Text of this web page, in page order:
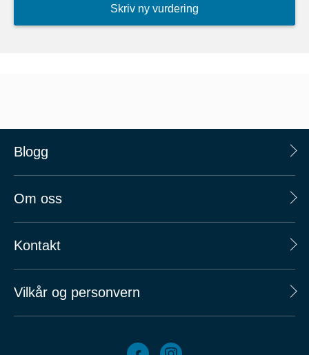
Skriv ny vurdering
Blogg
Om oss
Kontakt
Vilkår og personvern